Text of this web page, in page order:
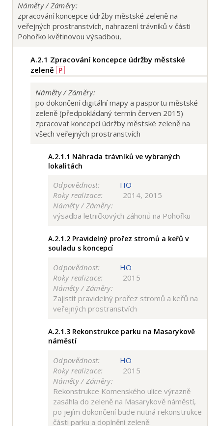
Náměty / Záměry:
zpracování koncepce údržby městské zeleně na
veřejných prostranstvích, nahrazení trávníků v části
Pohořko květinovou výsadbou,
A.2.1 Zpracování koncepce údržby městské
zeleně P
Náměty / Záměry:
po dokončení digitální mapy a pasportu městské
zeleně (předpokládaný termín červen 2015)
zpracovat koncepci údržby městské zeleně na
všech veřejných prostranstvích
A.2.1.1 Náhrada trávníků ve vybraných
lokalitách
Odpovědnost:
HO
Roky realizace:
2014, 2015
Náměty / Záměry:
výsadba letničkových záhonů na Pohořku
A.2.1.2 Pravidelný prořez stromů a keřů v
souladu s koncepcí
Odpovědnost:
HO
Roky realizace:
2015
Náměty / Záměry:
Zajistit pravidelný prořez stromů a keřů na
veřejných prostranstvích
A.2.1.3 Rekonstrukce parku na Masarykově
náměstí
Odpovědnost:
HO
Roky realizace:
2015
Náměty / Záměry:
Rekonstrukce Komenského ulice výrazně
zasáhla do zeleně na Masarykově náměstí,
po jejím dokončení bude nutná rekonstrukce
části parku a doplnění zeleně.